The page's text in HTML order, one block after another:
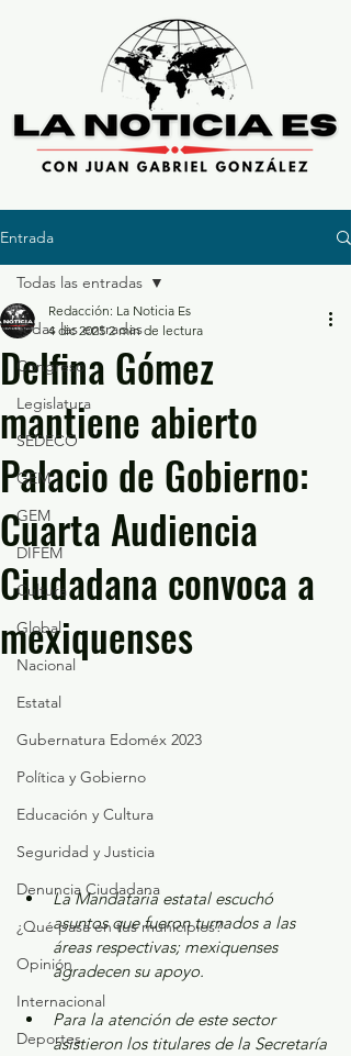
Entrada
Todas las entradas
Congreso
Legislatura
SEDECO
GEM
GEM
DIFEM
Cultura
Global
Nacional
Estatal
Gubernatura Edoméx 2023
Política y Gobierno
Educación y Cultura
Seguridad y Justicia
Denuncia Ciudadana
¿Qué pasa en tus municipios?
Opinión
Internacional
Deportes
Todas las entradas
Delfina Gómez
mantiene abierto
Palacio de Gobierno:
Cuarta Audiencia
Ciudadana convoca a
mexiquenses
Redacción: La Noticia Es
4 dic 2025 2 min de lectura
La Mandataria estatal escuchó
asuntos que fueron turnados a las
áreas respectivas; mexiquenses
agradecen su apoyo.
Para la atención de este sector
asistieron los titulares de la Secretaría